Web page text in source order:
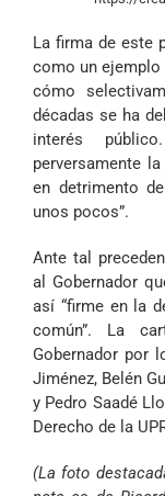
La firma de este
como un
cómo
décadas se ha
interés
perversamente
en detrimento
unos pocos”.
Ante tal
al Gobernador
así “firme en la
común”. La
Gobernador por
Jiménez, Belén
y Pedro Saadé
Derecho de la
(La foto